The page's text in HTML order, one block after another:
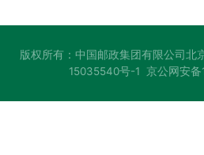
版权所有：中国邮政集团有限公司北
15035540号-1 京公网安备